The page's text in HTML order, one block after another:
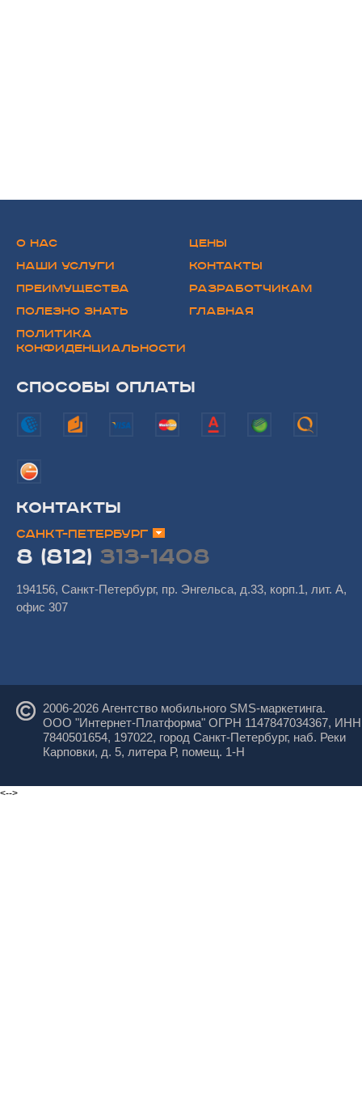
О НАС
НАШИ УСЛУГИ
ПРЕИМУЩЕСТВА
ПОЛЕЗНО ЗНАТЬ
ПОЛИТИКА
КОНФИДЕНЦИАЛЬНОСТИ
ЦЕНЫ
КОНТАКТЫ
РАЗРАБОТЧИКАМ
ГЛАВНАЯ
СПОСОБЫ ОПЛАТЫ
КОНТАКТЫ
САНКТ-ПЕТЕРБУРГ
8 (812) 313-1408
194156, Санкт-Петербург, пр. Энгельса, д.33, корп.1, лит. А,
офис 307
2006-2026 Агентство мобильного SMS-маркетинга.
ООО "Интернет-Платформа" ОГРН 1147847034367, ИНН
7840501654, 197022, город Санкт-Петербург, наб. Реки
Карповки, д. 5, литера Р, помещ. 1-Н
<-->